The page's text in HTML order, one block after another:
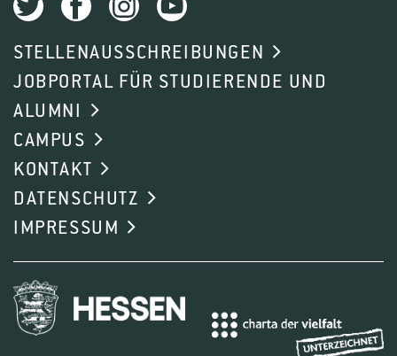
STELLENAUSSCHREIBUNGEN
JOBPORTAL FÜR STUDIERENDE UND
ALUMNI
CAMPUS
KONTAKT
DATENSCHUTZ
IMPRESSUM